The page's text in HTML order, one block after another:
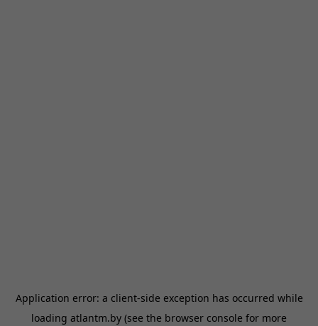
Application error: a client-side exception has occurred while
loading atlantm.by (see the browser console for more